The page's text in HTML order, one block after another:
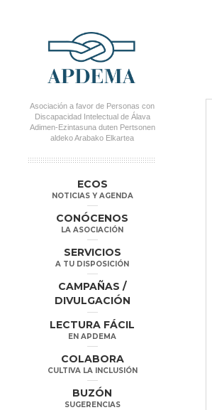
Asociación a favor de Personas con
Discapacidad Intelectual de Álava
Adimen-Ezintasuna duten Pertsonen
aldeko Arabako Elkartea
contenido
contenido
ECOS
NOTICIAS Y AGENDA
CONÓCENOS
LA ASOCIACIÓN
SERVICIOS
A TU DISPOSICIÓN
CAMPAÑAS /
DIVULGACIÓN
LECTURA FÁCIL
EN APDEMA
COLABORA
CULTIVA LA INCLUSIÓN
BUZÓN
SUGERENCIAS